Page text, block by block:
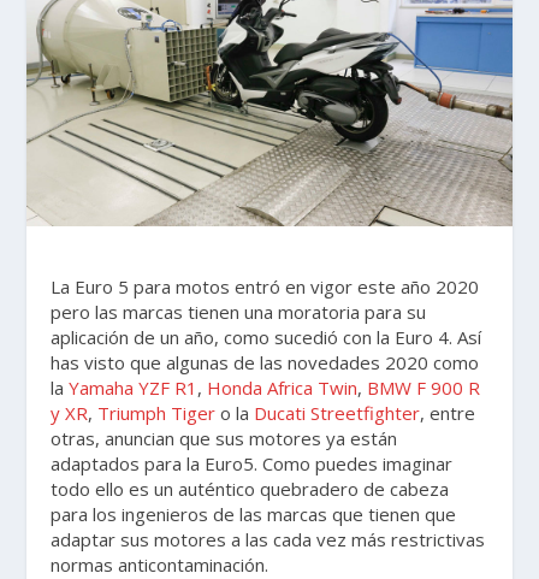
La Euro 5 para motos entró en vigor este año 2020
pero las marcas tienen una moratoria para su
aplicación de un año, como sucedió con la Euro 4. Así
has visto que algunas de las novedades 2020 como
laYamaha YZF R1 , Honda Africa Twin, BMW F 900 R
y XR, Triumph Tiger o la Ducati Streetfighter, entre
otras, anuncian que sus motores ya están
adaptados para la Euro5. Como puedes imaginar
todo ello es un auténtico quebradero de cabeza
para los ingenieros de las marcas que tienen que
adaptar sus motores a las cada vez más restrictivas
normas anticontaminación.